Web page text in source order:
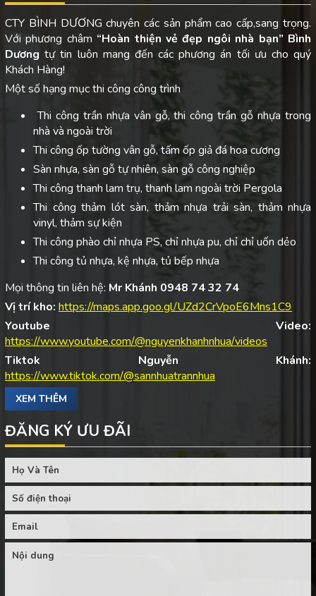
CTY BÌNH DƯƠNG chuyên các sản phẩm cao cấp,sang trọng.
Với phương châm “Hoàn thiện vẻ đẹp ngôi nhà bạn” Bình
Dươngtự tin luôn mang đến các phương án tối ưu cho quý
Khách Hàng!
Một số hạng mục thi công công trình
Thi công trần nhựa vân gỗ, thi công trần gỗ nhựa trong
nhà và ngoài trời
Thi công ốp tường vân gỗ, tấm ốp giả đá hoa cương
Sàn nhựa, sàn gỗ tự nhiên, sàn gỗ công nghiệp
Thi công thanh lam trụ, thanh lam ngoài trời Pergola
Thi công thảm lót sàn, thảm nhựa trải sàn, thảm nhựa
vinyl, thảm sự kiện
Thi công phào chỉ nhựa PS, chỉ nhựa pu, chỉ chỉ uốn dẻo
Thi công tủ nhựa, kệ nhựa, tủ bếp nhựa
Mọi thông tin liên hệ: Mr Khánh 0948 74 32 74
Vị trí kho: https://maps.app.goo.gl/UZd2CrVpoE6Mns1C9
Youtube Video:
https://www.youtube.com/@nguyenkhanhnhua/videos
Tiktok Nguyễn Khánh:
https://www.tiktok.com/@sannhuatrannhua
XEM THÊM
ĐĂNG KÝ ƯU ĐÃI